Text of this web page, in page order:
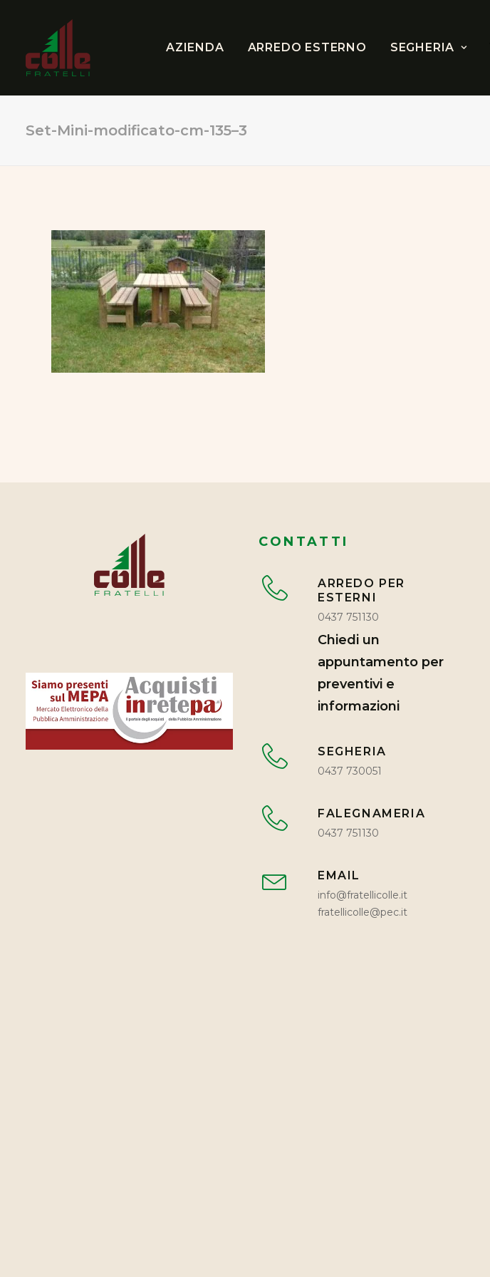
AZIENDA ARREDO ESTERNO SEGHERIA
Set-Mini-modificato-cm-135–3
CONTATTI
ARREDO PER
ESTERNI
0437 751130
Chiedi un
appuntamento per
preventivi e
informazioni
SEGHERIA
0437 730051
FALEGNAMERIA
0437 751130
EMAIL
info@fratellicolle.it
fratellicolle@pec.it